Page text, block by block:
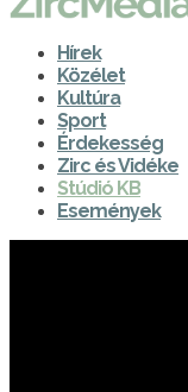
Hírek
Közélet
Kultúra
Sport
Érdekesség
Zirc és Vidéke
Stúdió KB
Események